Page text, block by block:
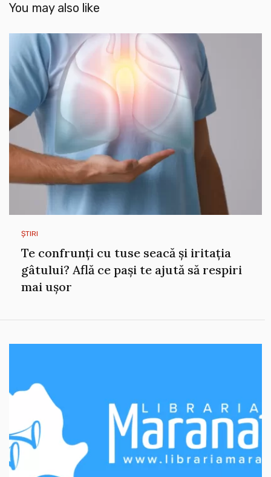
You may also like
ȘTIRI
Te confrunți cu tuse seacă și iritația
gâtului? Află ce pași te ajută să respiri
mai ușor